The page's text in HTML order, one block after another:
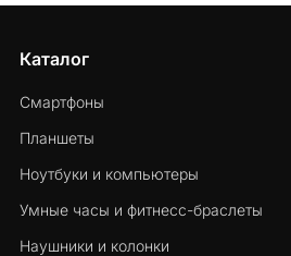
Каталог
Смартфоны
Планшеты
Ноутбуки и компьютеры
Умные часы и фитнесс-браслеты
Наушники и колонки